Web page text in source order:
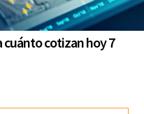
cuánto cotizan hoy 7